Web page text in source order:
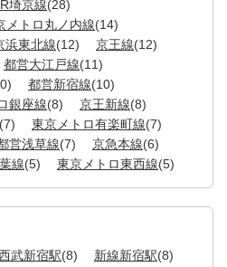
埼京線(28)
メトロ丸ノ内線(14)
浜東北線(12) 京王線(12)
都営大江戸線(11)
都営新宿線(10)
銀座線(8) 京王新線(8)
(7) 東京メトロ有楽町線(7)
営浅草線(7) 京急本線(6)
線(5) 東京メトロ東西線(5)
武新宿駅(8) 新線新宿駅(8)